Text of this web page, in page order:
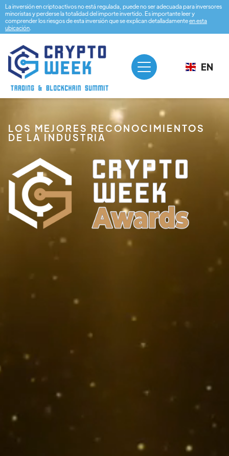
La inversión en criptoactivos no está regulada, puede no ser adecuada para inversores
minoristas y perderse la totalidad del importe invertido. Es importante leer y
comprender los riesgos de esta inversión que se explican detalladamenteen esta
ubicación.
EN
LOS MEJORES RECONOCIMIENTOS
DE LA INDUSTRIA